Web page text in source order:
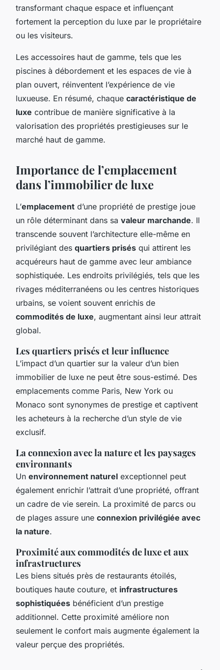
transformant chaque espace et influençant
fortement la perception du luxe par le propriétaire
ou les visiteurs.
Les accessoires haut de gamme, tels que les
piscines à débordement et les espaces de vie à
plan ouvert, réinventent l’expérience de vie
luxueuse. En résumé, chaque caractéristique de
luxe contribue de manière significative à la
valorisation des propriétés prestigieuses sur le
marché haut de gamme.
Importance de l’emplacement
dans l’immobilier de luxe
L’emplacement d’une propriété de prestige joue
un rôle déterminant dans sa valeur marchande. Il
transcende souvent l’architecture elle-même en
privilégiant des quartiers prisés qui attirent les
acquéreurs haut de gamme avec leur ambiance
sophistiquée. Les endroits privilégiés, tels que les
rivages méditerranéens ou les centres historiques
urbains, se voient souvent enrichis de
commodités de luxe, augmentant ainsi leur attrait
global.
Les quartiers prisés et leur influence
L’impact d’un quartier sur la valeur d’un bien
immobilier de luxe ne peut être sous-estimé. Des
emplacements comme Paris, New York ou
Monaco sont synonymes de prestige et captivent
les acheteurs à la recherche d’un style de vie
exclusif.
La connexion avec la nature et les paysages
environnants
Un environnement naturel exceptionnel peut
également enrichir l’attrait d’une propriété, offrant
un cadre de vie serein. La proximité de parcs ou
de plages assure une connexion privilégiée avec
la nature.
Proximité aux commodités de luxe et aux
infrastructures
Les biens situés près de restaurants étoilés,
boutiques haute couture, et infrastructures
sophistiquées bénéficient d’un prestige
additionnel. Cette proximité améliore non
seulement le confort mais augmente également la
valeur perçue des propriétés.